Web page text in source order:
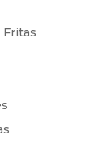
Fritas